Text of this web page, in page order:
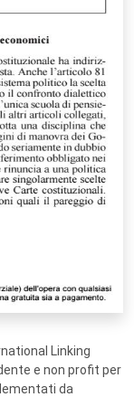
Linking
e non profit per
da